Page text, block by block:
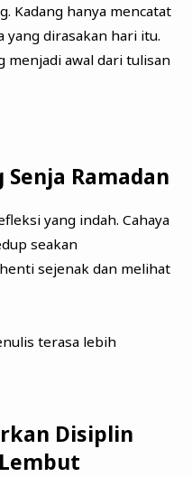
Kadang hanya mencatat
yang dirasakan hari itu.
menjadi awal dari tulisan
Ramadan
yang indah. Cahaya
seakan
sejenak dan melihat
terasa lebih
Disiplin